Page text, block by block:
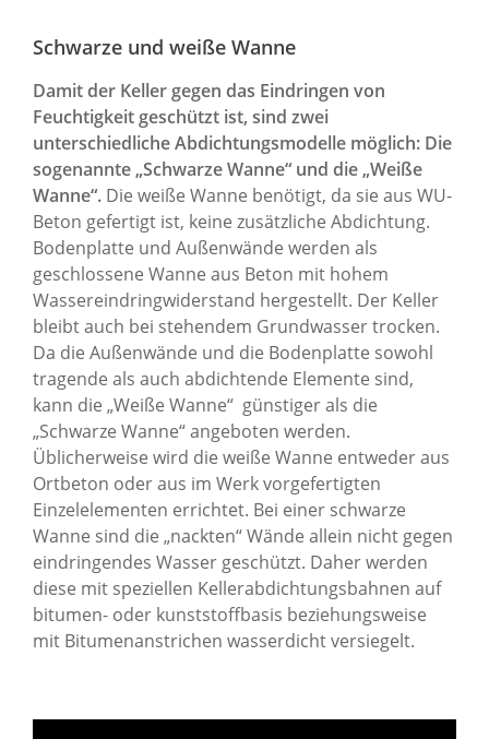
Schwarze und weiße Wanne
Damit der Keller gegen das Eindringen von
Feuchtigkeit geschützt ist, sind zwei
unterschiedliche Abdichtungsmodelle möglich: Die
sogenannte „Schwarze Wanne“ und die „Weiße
Wanne“. Die weiße Wanne benötigt, da sie aus WU-
Beton gefertigt ist, keine zusätzliche Abdichtung.
Bodenplatte und Außenwände werden als
geschlossene Wanne aus Beton mit hohem
Wassereindringwiderstand hergestellt. Der Keller
bleibt auch bei stehendem Grundwasser trocken.
Da die Außenwände und die Bodenplatte sowohl
tragende als auch abdichtende Elemente sind,
kann die „Weiße Wanne“ günstiger als die
„Schwarze Wanne“ angeboten werden.
Üblicherweise wird die weiße Wanne entweder aus
Ortbeton oder aus im Werk vorgefertigten
Einzelelementen errichtet. Bei einer schwarze
Wanne sind die „nackten“ Wände allein nicht gegen
eindringendes Wasser geschützt. Daher werden
diese mit speziellen Kellerabdichtungsbahnen auf
bitumen- oder kunststoffbasis beziehungsweise
mit Bitumenanstrichen wasserdicht versiegelt.